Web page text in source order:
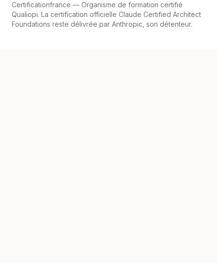
Certificationfrance — Organisme de formation certifié
Qualiopi. La certification officielle Claude Certified Architect
Foundations reste délivrée par Anthropic, son détenteur.